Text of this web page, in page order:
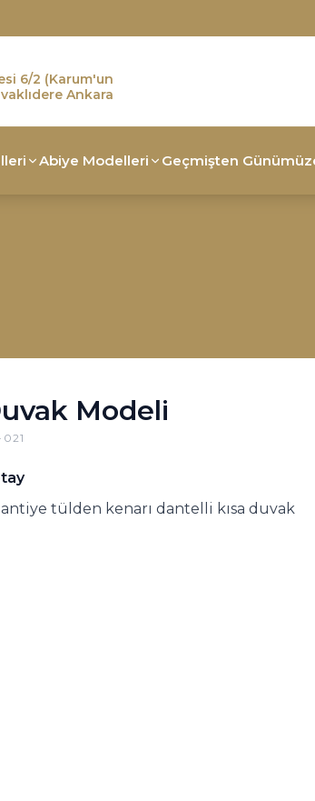
6/2 (Karum'un
Ankara
Abiye Modelleri Geçmişten
Modeli
tülden kenarı dantelli kısa duvak